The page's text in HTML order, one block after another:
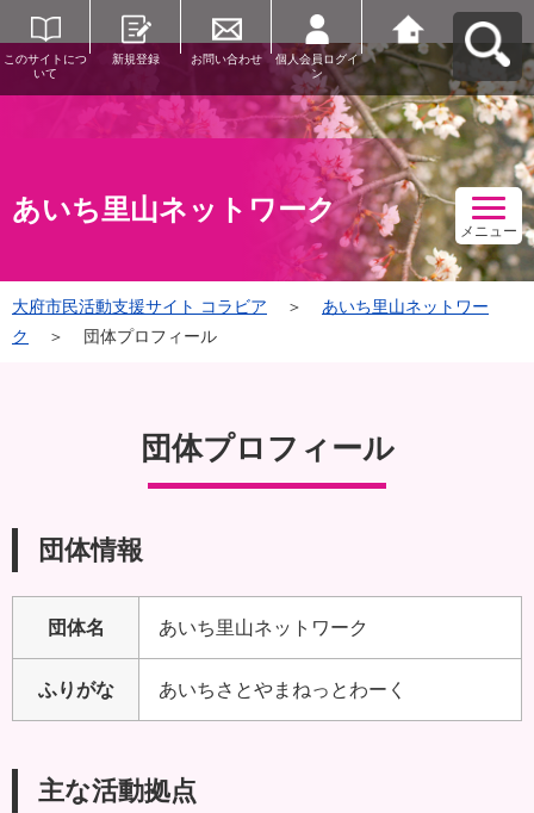
このサイトにつ
いて
新規登録 お問い合わせ
個人会員ログイ
ン
大府市民活動支
援サイト コラビ
アへ戻る
あいち里山ネットワーク
メニュー
大府市民活動支援サイト コラビア ＞
あいち里山ネットワー
ク
＞ 団体プロフィール
団体プロフィール
団体情報
団体名 あいち里山ネットワーク
ふりがな あいちさとやまねっとわーく
主な活動拠点